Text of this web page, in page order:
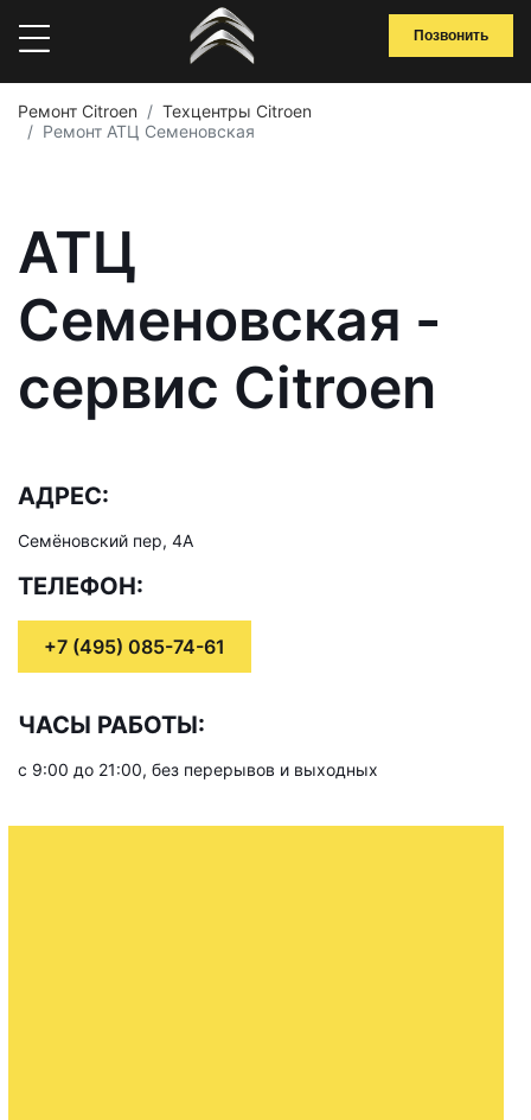
Позвонить
Ремонт Citroen
Техцентры Citroen
Ремонт АТЦ Семеновская
АТЦ
Семеновская -
сервис Citroen
АДРЕС:
Семёновский пер, 4А
ТЕЛЕФОН:
+7 (495) 085-74-61
ЧАСЫ РАБОТЫ:
с 9:00 до 21:00, без перерывов и выходных